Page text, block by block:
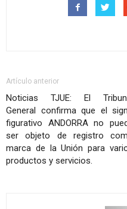
Artículo anterior
Noticias TJUE: El
General confirma que el
figurativo ANDORRA no
ser objeto de registro
marca de la Unión para
productos y servicios.